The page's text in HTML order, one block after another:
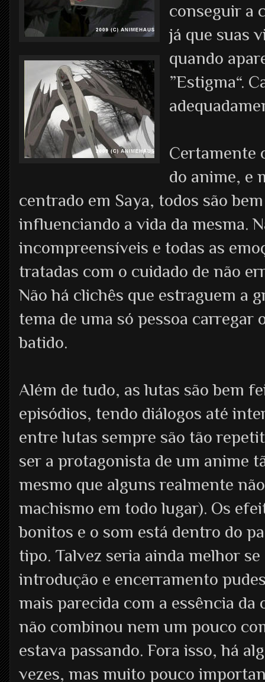
conseguir a
já que suas
quando
”Estigma“.
Certamente
do anime, e
centrado em Saya, todos são
influenciando a vida da mesma.
incompreensíveis e todas as
tratadas com o cuidado de não
Não há clichês que estraguem a
tema de uma só pessoa carregar
batido.
Além de tudo, as lutas são bem
episódios, tendo diálogos até
entre lutas sempre são tão
ser a protagonista de um anime
mesmo que alguns realmente
machismo em todo lugar). Os
bonitos e o som está dentro do
tipo. Talvez seria ainda melhor
introdução e encerramento
mais parecida com a essência
não combinou nem um pouco
estava passando. Fora isso, há
vezes, mas muito pouco